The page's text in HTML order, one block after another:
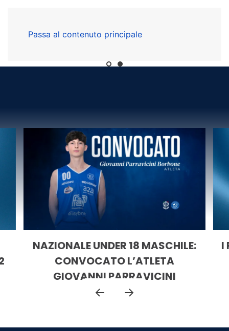
Passa al contenuto principale
NAZIONALE UNDER 18 MASCHILE:
CONVOCATO L’ATLETA
GIOVANNI PARRAVICINI
BORBONE
I